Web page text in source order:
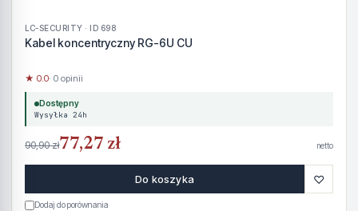
LC-SECURITY · ID 698
Kabel koncentryczny RG-6U CU
★ 0.0· 0 opinii
Dostępny
Wysyłka 24h
90,90 zł77,27 zł netto
Do koszyka ♡
Dodaj do porównania